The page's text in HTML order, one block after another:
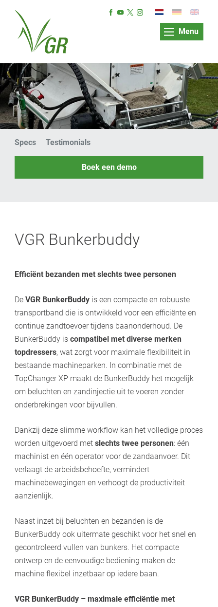
Menu
Specs Testimonials
Boek een demo
VGR Bunkerbuddy
Efficiënt bezanden met slechts twee personen
De VGR BunkerBuddy is een compacte en robuuste
transportband die is ontwikkeld voor een efficiënte en
continue zandtoevoer tijdens baanonderhoud. De
BunkerBuddy is compatibel met diverse merken
topdressers, wat zorgt voor maximale flexibiliteit in
bestaande machineparken. In combinatie met de
TopChanger XP maakt de BunkerBuddy het mogelijk
om beluchten en zandinjectie uit te voeren zonder
onderbrekingen voor bijvullen.
Dankzij deze slimme workflow kan het volledige proces
worden uitgevoerd met slechts twee personen: één
machinist en één operator voor de zandaanvoer. Dit
verlaagt de arbeidsbehoefte, vermindert
machinebewegingen en verhoogt de productiviteit
aanzienlijk.
Naast inzet bij beluchten en bezanden is de
BunkerBuddy ook uitermate geschikt voor het snel en
gecontroleerd vullen van bunkers. Het compacte
ontwerp en de eenvoudige bediening maken de
machine flexibel inzetbaar op iedere baan.
VGR BunkerBuddy – maximale efficiëntie met